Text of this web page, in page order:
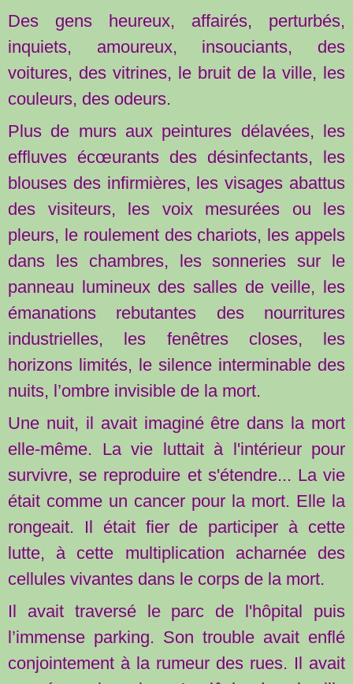
Des gens heureux, affairés, perturbés,
inquiets, amoureux, insouciants, des
voitures, des vitrines, le bruit de la ville, les
couleurs, des odeurs.
Plus de murs aux peintures délavées, les
effluves écœurants des désinfectants, les
blouses des infirmières, les visages abattus
des visiteurs, les voix mesurées ou les
pleurs, le roulement des chariots, les appels
dans les chambres, les sonneries sur le
panneau lumineux des salles de veille, les
émanations rebutantes des nourritures
industrielles, les fenêtres closes, les
horizons limités, le silence interminable des
nuits, l’ombre invisible de la mort.
Une nuit, il avait imaginé être dans la mort
elle-même. La vie luttait à l'intérieur pour
survivre, se reproduire et s'étendre... La vie
était comme un cancer pour la mort. Elle la
rongeait. Il était fier de participer à cette
lutte, à cette multiplication acharnée des
cellules vivantes dans le corps de la mort.
Il avait traversé le parc de l'hôpital puis
l’immense parking. Son trouble avait enflé
conjointement à la rumeur des rues. Il avait